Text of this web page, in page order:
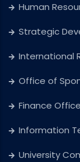
Human
Strategic
International
Office of
Finance Office
Information
University